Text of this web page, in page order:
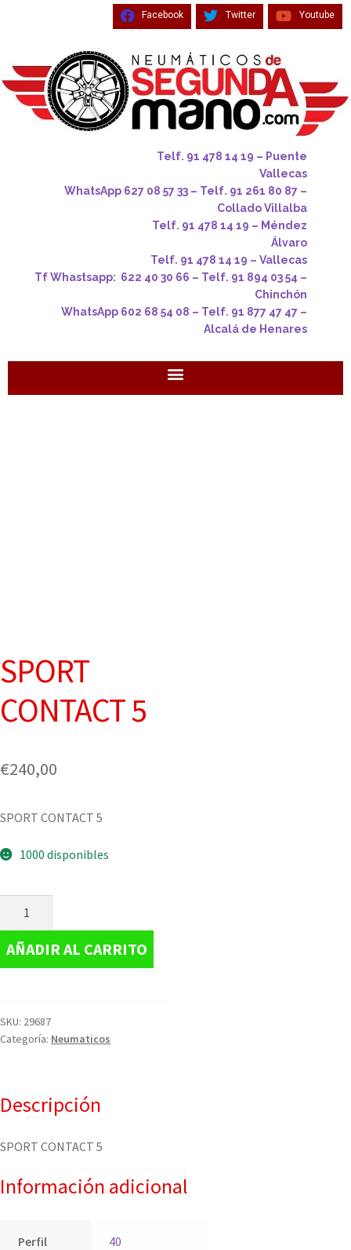
Facebook Twitter Youtube
Telf. 91 478 14 19 – Puente
Vallecas
WhatsApp 627 08 57 33 – Telf. 91 261 80 87 –
Collado Villalba
Telf. 91 478 14 19 – Méndez
Álvaro
Telf. 91 478 14 19 – Vallecas
Tf Whastsapp: 622 40 30 66 – Telf. 91 894 03 54 –
Chinchón
WhatsApp 602 68 54 08 – Telf. 91 877 47 47 –
Alcalá de Henares
SPORT
CONTACT 5
€240,00
SPORT CONTACT 5
1000 disponibles
AÑADIR AL CARRITO
SKU: 29687
Categoría: Neumaticos
Descripción
SPORT CONTACT 5
Información adicional
Perfil 40